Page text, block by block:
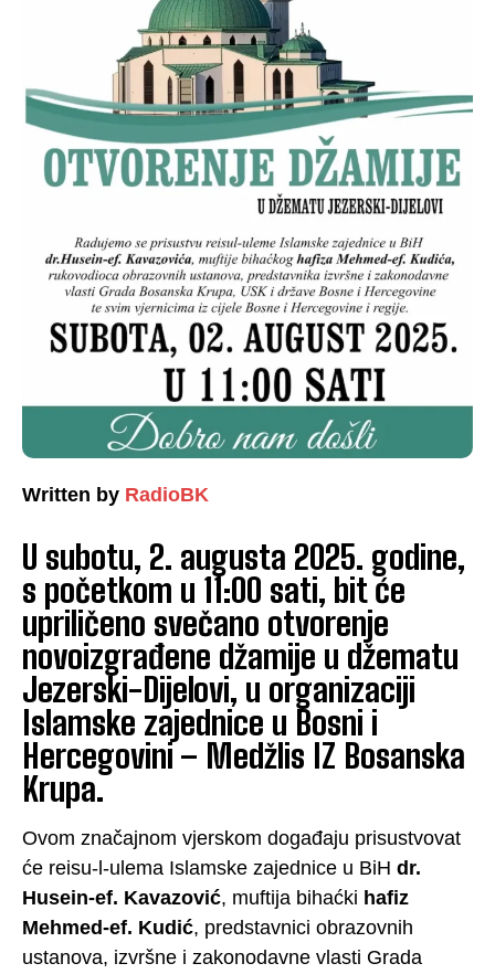
Written by RadioBK
U subotu, 2. augusta 2025. godine,
s početkom u 11:00 sati, bit će
upriličeno svečano otvorenje
novoizgrađene džamije u džematu
Jezerski-Dijelovi, u organizaciji
Islamske zajednice u Bosni i
Hercegovini – Medžlis IZ Bosanska
Krupa.
Ovom značajnom vjerskom događaju prisustvovat
će reisu-l-ulema Islamske zajednice u BiH dr.
Husein-ef. Kavazović, muftija bihaćki hafiz
Mehmed-ef. Kudić, predstavnici obrazovnih
ustanova, izvršne i zakonodavne vlasti Grada